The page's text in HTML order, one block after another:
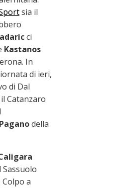
sia il
ci
Kastanos
In
di ieri,
di Dal
Catanzaro
Paganodella
Colpo a